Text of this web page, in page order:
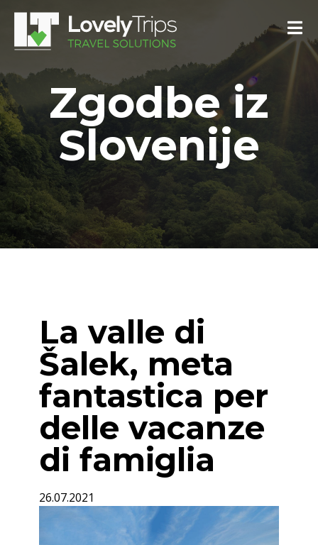
Zgodbe iz
Slovenije
La valle di
Šalek, meta
fantastica per
delle vacanze
di famiglia
26.07.2021